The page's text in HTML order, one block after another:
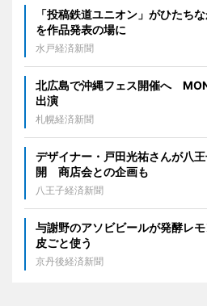
「投稿鉄道ユニオン」がひたち
を作品発表の場に
水戸経済新聞
北広島で沖縄フェス開催へ
出演
札幌経済新聞
デザイナー・戸田光祐さんが八
開 商店会との企画も
八王子経済新聞
与謝野のアソビビールが発酵レ
皮ごと使う
京丹後経済新聞